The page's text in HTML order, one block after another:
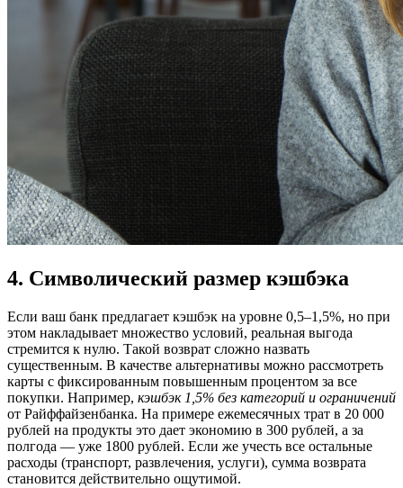
4. Символический размер кэшбэка
Если ваш банк предлагает кэшбэк на уровне 0,5–1,5%, но при
этом накладывает множество условий, реальная выгода
стремится к нулю. Такой возврат сложно назвать
существенным. В качестве альтернативы можно рассмотреть
карты с фиксированным повышенным процентом за все
покупки. Например, кэшбэк 1,5% без категорий и ограничений
от Райффайзенбанка. На примере ежемесячных трат в 20 000
рублей на продукты это дает экономию в 300 рублей, а за
полгода — уже 1800 рублей. Если же учесть все остальные
расходы (транспорт, развлечения, услуги), сумма возврата
становится действительно ощутимой.